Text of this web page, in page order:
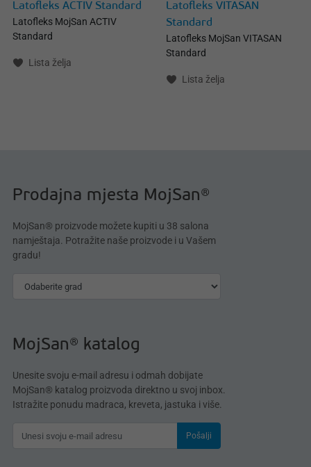
Latofleks ACTIV Standard
Latofleks MojSan ACTIV
Standard
Lista želja
Latofleks VITASAN
Standard
Latofleks MojSan VITASAN
Standard
Lista želja
Prodajna mjesta MojSan®
MojSan® proizvode možete kupiti u 38 salona
namještaja. Potražite naše proizvode i u Vašem
gradu!
MojSan® katalog
Unesite svoju e-mail adresu i odmah dobijate
MojSan® katalog proizvoda direktno u svoj inbox.
Istražite ponudu madraca, kreveta, jastuka i više.
Pošalji